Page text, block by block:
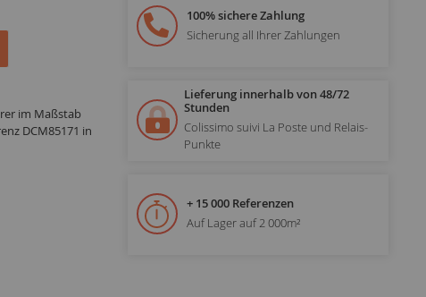
im Maßstab
DCM85171 in
100% sichere Zahlung
Sicherung all Ihrer Zahlungen
Lieferung innerhalb von 48/72
Stunden
Colissimo suivi La Poste und Relais-
Punkte
+ 15 000 Referenzen
Auf Lager auf 2 000m²